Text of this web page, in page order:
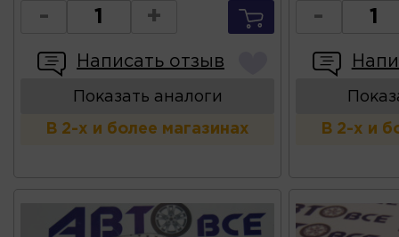
- +
Написать отзыв
Показать аналоги
В 2-х и более магазинах
-
В 2-х и